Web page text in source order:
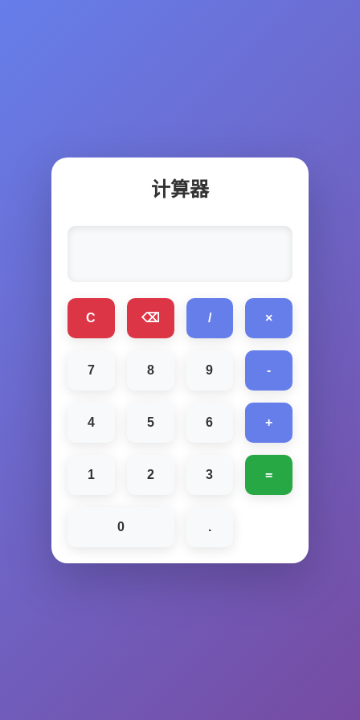
计算器
C ⌫ / ×
7 8 9 -
4 5 6 +
1 2 3 =
0 .